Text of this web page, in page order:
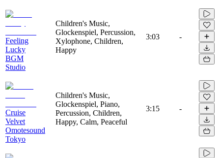
Feeling
Lucky
BGM
Studio
Children's Music,
Glockenspiel, Percussion,
Xylophone, Children,
Happy
3:03 -
Cruise
Velvet
Omotesound
Tokyo
Children's Music,
Glockenspiel, Piano,
Percussion, Children,
Happy, Calm, Peaceful
3:15 -